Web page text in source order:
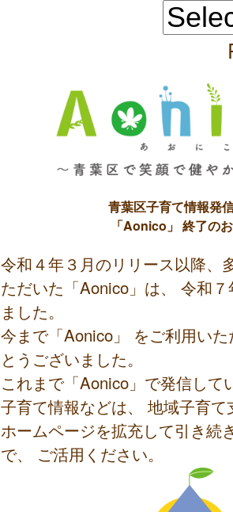
青葉区子育て情報発
「Aonico」 終了の
令和４年３月のリリース以降、
ただいた「Aonico」は、 令和
ました。
今まで「Aonico」 をご利用い
とうございました。
これまで「Aonico」で発信して
子育て情報などは、 地域子育
ホームページを拡充して引き続
で、 ご活用ください。